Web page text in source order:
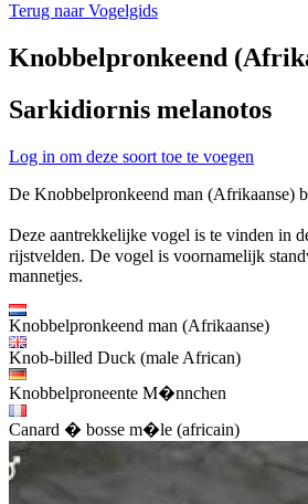
Terug naar Vogelgids
Knobbelpronkeend
Sarkidiornis melanotos
Log in om deze soort toe te voegen
De Knobbelpronkeend man (Afrikaanse)
Deze aantrekkelijke vogel is te vinden in
rijstvelden. De vogel is voornamelijk
mannetjes.
Knobbelpronkeend man (Afrikaanse)
Knob-billed Duck (male African)
Knobbelproneente M�nnchen
Canard � bosse m�le (africain)